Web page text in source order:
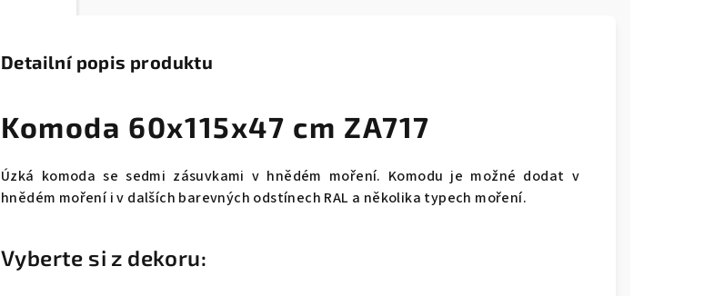
Detailní popis produktu
Komoda 60x115x47 cm ZA717
Úzká komoda se sedmi zásuvkami v hnědém moření. Komodu je možné dodat v
hnědém moření i v dalších barevných odstínech RAL a několika typech moření.
Vyberte si z dekoru: